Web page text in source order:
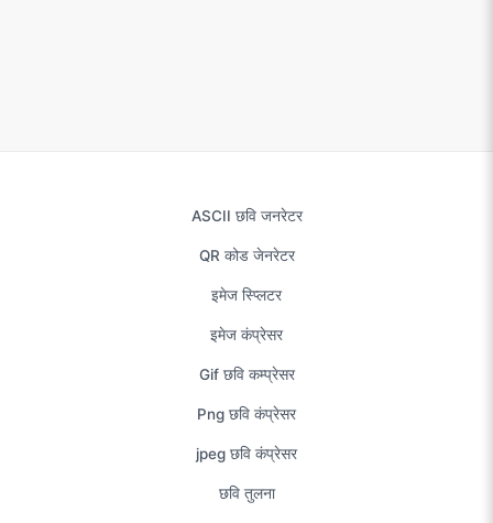
ASCII छवि जनरेटर
QR कोड जेनरेटर
इमेज स्प्लिटर
इमेज कंप्रेसर
Gif छवि कम्प्रेसर
Png छवि कंप्रेसर
jpeg छवि कंप्रेसर
छवि तुलना